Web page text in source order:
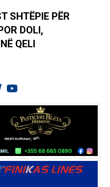
SHTËPIE PËR
DOLI,
QELI